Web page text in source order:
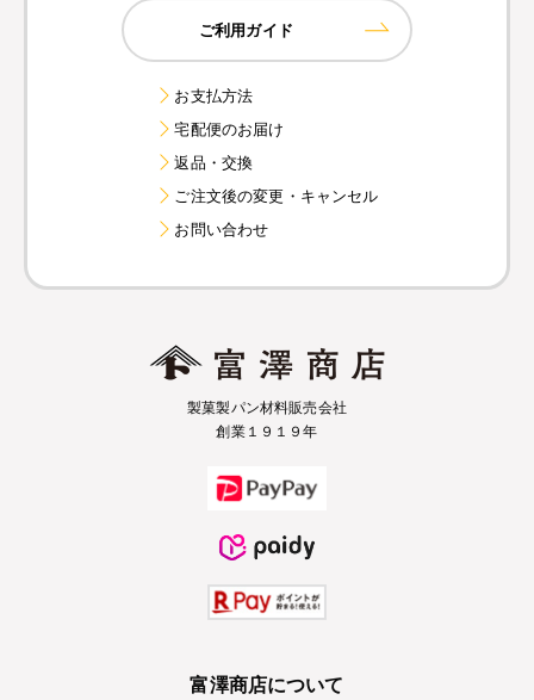
ご利用ガイド
お支払方法
宅配便のお届け
返品・交換
ご注文後の変更・キャンセル
お問い合わせ
製菓製パン材料販売会社
創業１９１９年
富澤商店について